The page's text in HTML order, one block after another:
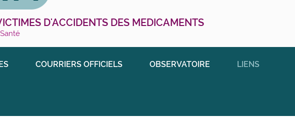
D'ACCIDENTS DES MEDICAMENTS
COURRIERS OFFICIELS OBSERVATOIRE LIENS